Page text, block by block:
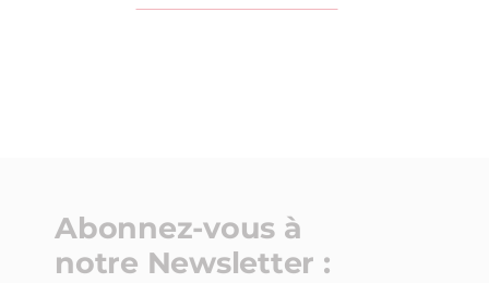
Abonnez-vous à
notre Newsletter :